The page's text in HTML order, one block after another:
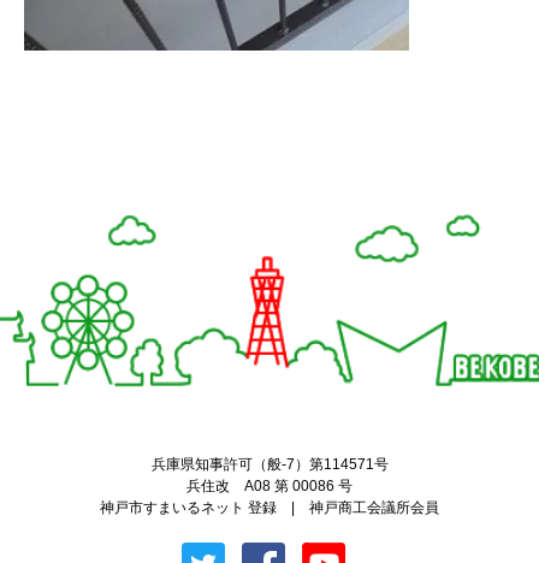
兵庫県知事許可（般-7）第114571号
兵住改 A08 第 00086 号
神戸市すまいるネット 登録 | 神戸商工会議所会員